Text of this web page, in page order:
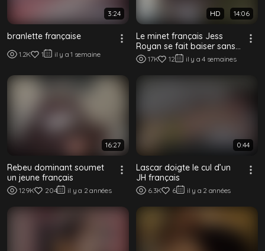
3:24
branlette française
1.2K 1 il y a 1 semaine
HD 14:06
Le minet français Jess
Royan se fait baiser sans
capote par un latino bien
chaud à...
17K 12 il y a 4 semaines
16:27
Rebeu dominant soumet
un jeune français
129K 204 il y a 2 années
0:44
Lascar doigte le cul d’un
JH français
6.3K 6 il y a 2 années